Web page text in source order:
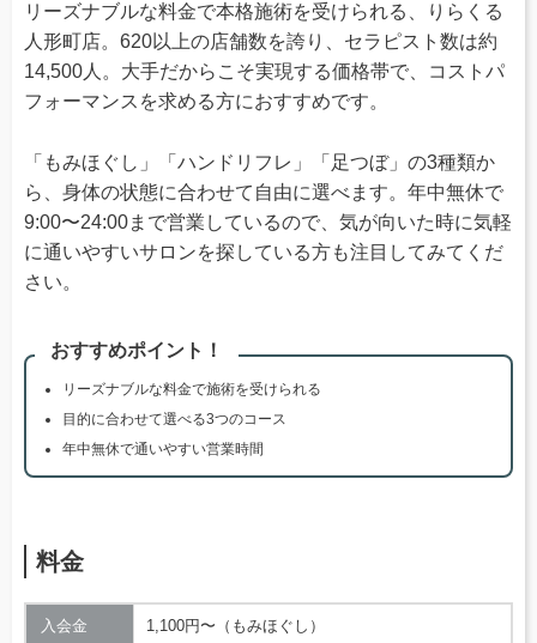
リーズナブルな料金で本格施術を受けられる、りらくる
人形町店。620以上の店舗数を誇り、セラピスト数は約
14,500人。大手だからこそ実現する価格帯で、コストパ
フォーマンスを求める方におすすめです。
「もみほぐし」「ハンドリフレ」「足つぼ」の3種類か
ら、身体の状態に合わせて自由に選べます。年中無休で
9:00〜24:00まで営業しているので、気が向いた時に気軽
に通いやすいサロンを探している方も注目してみてくだ
さい。
おすすめポイント！
リーズナブルな料金で施術を受けられる
目的に合わせて選べる3つのコース
年中無休で通いやすい営業時間
料金
入会金 1,100円〜（もみほぐし）